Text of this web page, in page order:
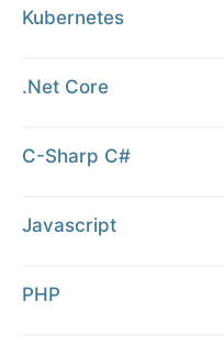
Kubernetes
.Net Core
C-Sharp C#
Javascript
PHP